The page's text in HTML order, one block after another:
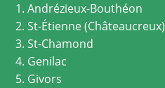
1. Andrézieux-Bouthéon
2. St-Étienne (Châteaucreux)
3. St-Chamond
4. Genilac
5. Givors